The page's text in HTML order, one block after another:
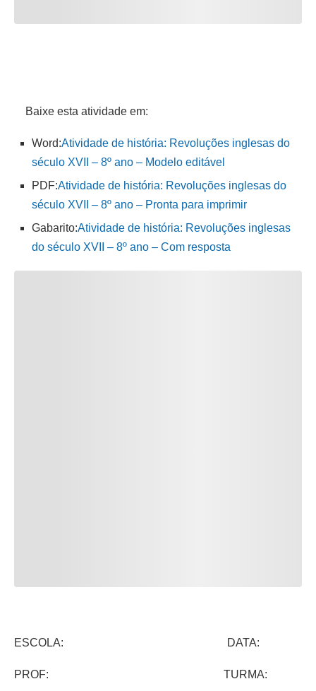
Baixe esta atividade em:
Word:Atividade de história: Revoluções inglesas do
século XVII – 8º ano – Modelo editável
PDF:Atividade de história: Revoluções inglesas do
século XVII – 8º ano – Pronta para imprimir
Gabarito:Atividade de história: Revoluções inglesas
do século XVII – 8º ano – Com resposta
ESCOLA: DATA:
PROF: TURMA: